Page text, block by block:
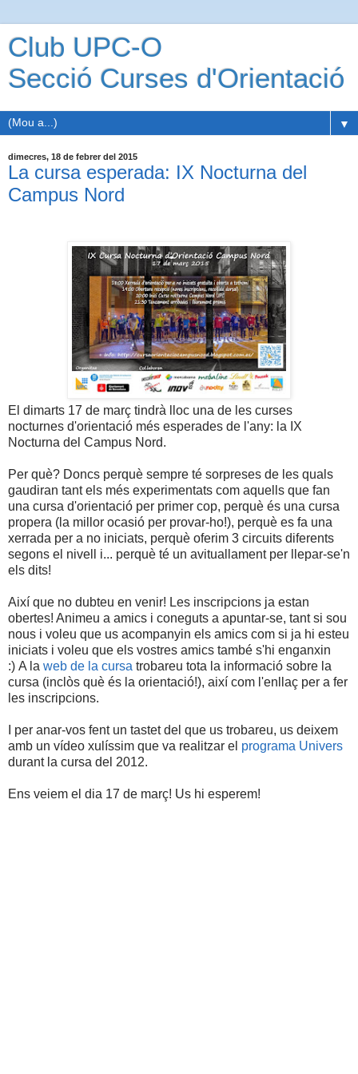
Club UPC-O
Secció Curses d'Orientació
▼
dimecres, 18 de febrer del 2015
La cursa esperada: IX Nocturna del
Campus Nord
El dimarts 17 de març tindrà lloc una de les curses
nocturnes d'orientació més esperades de l'any: la IX
Nocturna del Campus Nord.
Per què? Doncs perquè sempre té sorpreses de les quals
gaudiran tant els més experimentats com aquells que fan
una cursa d'orientació per primer cop, perquè és una cursa
propera (la millor ocasió per provar-ho!), perquè es fa una
xerrada per a no iniciats, perquè oferim 3 circuits diferents
segons el nivell i... perquè té un avituallament per llepar-se'n
els dits!
Així que no dubteu en venir! Les inscripcions ja estan
obertes! Animeu a amics i coneguts a apuntar-se, tant si sou
nous i voleu que us acompanyin els amics com si ja hi esteu
iniciats i voleu que els vostres amics també s'hi enganxin
:) A la web de la cursa trobareu tota la informació sobre la
cursa (inclòs què és la orientació!), així com l'enllaç per a fer
les inscripcions.
I per anar-vos fent un tastet del que us trobareu, us deixem
amb un vídeo xulíssim que va realitzar el programa Univers
durant la cursa del 2012.
Ens veiem el dia 17 de març! Us hi esperem!